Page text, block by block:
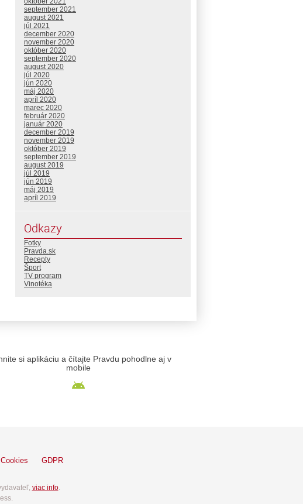
september 2021
august 2021
júl 2021
december 2020
november 2020
október 2020
september 2020
august 2020
júl 2020
jún 2020
máj 2020
apríl 2020
marec 2020
február 2020
január 2020
december 2019
november 2019
október 2019
september 2019
august 2019
júl 2019
jún 2019
máj 2019
apríl 2019
Odkazy
Fotky
Pravda.sk
Recepty
Šport
TV program
Vinotéka
si aplikáciu a čítajte Pravdu pohodlne aj v
mobile
Cookies GDPR
viac info.